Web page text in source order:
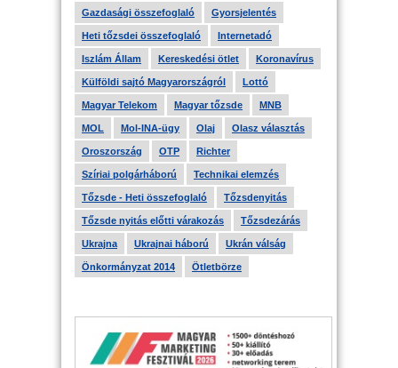
Gazdasági összefoglaló Gyorsjelentés
Heti tőzsdei összefoglaló Internetadó
Iszlám Állam Kereskedési ötlet Koronavírus
Külföldi sajtó Magyarországról Lottó
Magyar Telekom Magyar tőzsde MNB
MOL Mol-INA-ügy Olaj Olasz választás
Oroszország OTP Richter
Szíriai polgárháború Technikai elemzés
Tőzsde - Heti összefoglaló Tőzsdenyitás
Tőzsde nyitás előtti várakozás Tőzsdezárás
Ukrajna Ukrajnai háború Ukrán válság
Önkormányzat 2014 Ötletbörze